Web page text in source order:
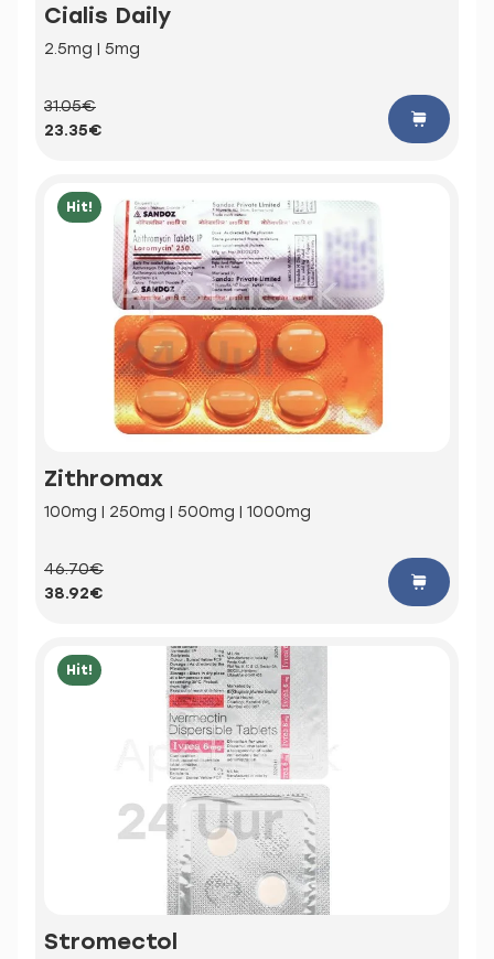
Cialis Daily
2.5mg | 5mg
31.05€
23.35€
Hit!
Zithromax
100mg | 250mg | 500mg | 1000mg
46.70€
38.92€
Hit!
Stromectol